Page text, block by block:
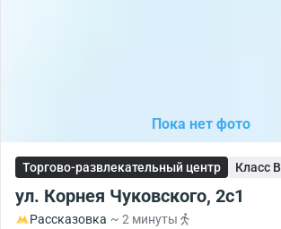
Пока нет фото
Торгово-развлекательный центр Класс B
ул. Корнея Чуковского, 2с1
Рассказовка ~ 2 минуты